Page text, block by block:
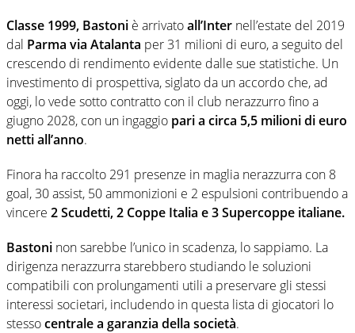
Classe 1999, Bastoni è arrivatoall’Inter nell’estate del 2019
dal Parma via Atalanta per 31 milioni di euro, a seguito del
crescendo di rendimento evidente dalle sue statistiche. Un
investimento di prospettiva, siglato da un accordo che, ad
oggi, lo vede sotto contratto con il club nerazzurro fino a
giugno 2028, con un ingaggio pari a circa 5,5 milioni di euro
netti all’anno.
Finora ha raccolto 291 presenze in maglia nerazzurra con 8
goal, 30 assist, 50 ammonizioni e 2 espulsioni contribuendo a
vincere 2 Scudetti, 2 Coppe Italia e 3 Supercoppe italiane.
Bastoni non sarebbe l’unico in scadenza, lo sappiamo. La
dirigenza nerazzurra starebbero studiando le soluzioni
compatibili con prolungamenti utili a preservare gli stessi
interessi societari, includendo in questa lista di giocatori lo
stessocentrale a garanzia della società.